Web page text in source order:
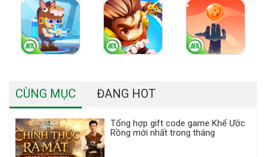
CÙNG MỤC ĐANG HOT
Tổng hợp gift code game Khế Ước
Rồng mới nhất trong tháng